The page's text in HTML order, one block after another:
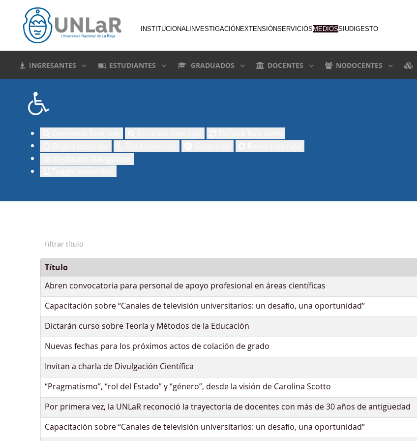
INSTITUCIONAL INVESTIGACIÓN EXTENSIÓNSERVICIOS MEDIOSSIUDIGESTO
INGRESANTES ESTUDIANTES GRADUADOS DOCENTES NODOCENTES
Filtrar título
Título
Abren convocatoria para personal de apoyo profesional en áreas científicas
Capacitación sobre “Canales de televisión universitarios: un desafío, una oportunidad”
Dictarán curso sobre Teoría y Métodos de la Educación
Nuevas fechas para los próximos actos de colación de grado
Invitan a charla de Divulgación Científica
“Pragmatismo”, “rol del Estado” y “género”, desde la visión de Carolina Scotto
Por primera vez, la UNLaR reconoció la trayectoria de docentes con más de 30 años de antigüedad
Capacitación sobre “Canales de televisión universitarios: un desafío, una oportunidad”